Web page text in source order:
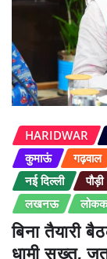
HARIDWAR
कुमाऊं
गढ़वाल
नई दिल्ली
पौड़ी
लखनऊ
बिना तैयारी